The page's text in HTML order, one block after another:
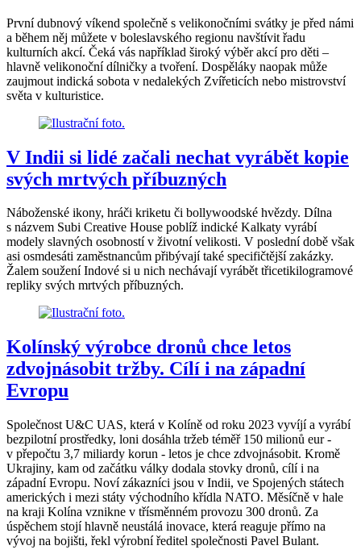
První dubnový víkend společně s velikonočními svátky je před námi
a během něj můžete v boleslavského regionu navštívit řadu
kulturních akcí. Čeká vás například široký výběr akcí pro děti –
hlavně velikonoční dílničky a tvoření. Dospěláky naopak může
zaujmout indická sobota v nedalekých Zvířeticích nebo mistrovství
světa v kulturistice.
V Indii si lidé začali nechat vyrábět kopie
svých mrtvých příbuzných
Náboženské ikony, hráči kriketu či bollywoodské hvězdy. Dílna
s názvem Subi Creative House poblíž indické Kalkaty vyrábí
modely slavných osobností v životní velikosti. V poslední době však
asi osmdesáti zaměstnancům přibývají také specifičtější zakázky.
Žalem soužení Indové si u nich nechávají vyrábět třicetikilogramové
repliky svých mrtvých příbuzných.
Kolínský výrobce dronů chce letos
zdvojnásobit tržby. Cílí i na západní
Evropu
Společnost U&C UAS, která v Kolíně od roku 2023 vyvíjí a vyrábí
bezpilotní prostředky, loni dosáhla tržeb téměř 150 milionů eur -
v přepočtu 3,7 miliardy korun - letos je chce zdvojnásobit. Kromě
Ukrajiny, kam od začátku války dodala stovky dronů, cílí i na
západní Evropu. Noví zákazníci jsou v Indii, ve Spojených státech
amerických i mezi státy východního křídla NATO. Měsíčně v hale
na kraji Kolína vznikne v třísměnném provozu 300 dronů. Za
úspěchem stojí hlavně neustálá inovace, která reaguje přímo na
vývoj na bojišti, řekl výrobní ředitel společnosti Pavel Bulant.